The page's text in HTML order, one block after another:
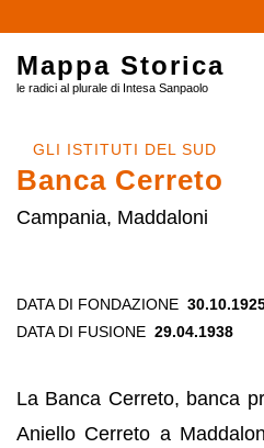
Mappa Storica
le radici al plurale di Intesa Sanpaolo
GLI ISTITUTI DEL SUD
Banca Cerreto
Campania, Maddaloni
DATA DI FONDAZIONE
DATA DI FUSIONE 29.04.1938
La Banca Cerreto, banca
Aniello Cerreto a